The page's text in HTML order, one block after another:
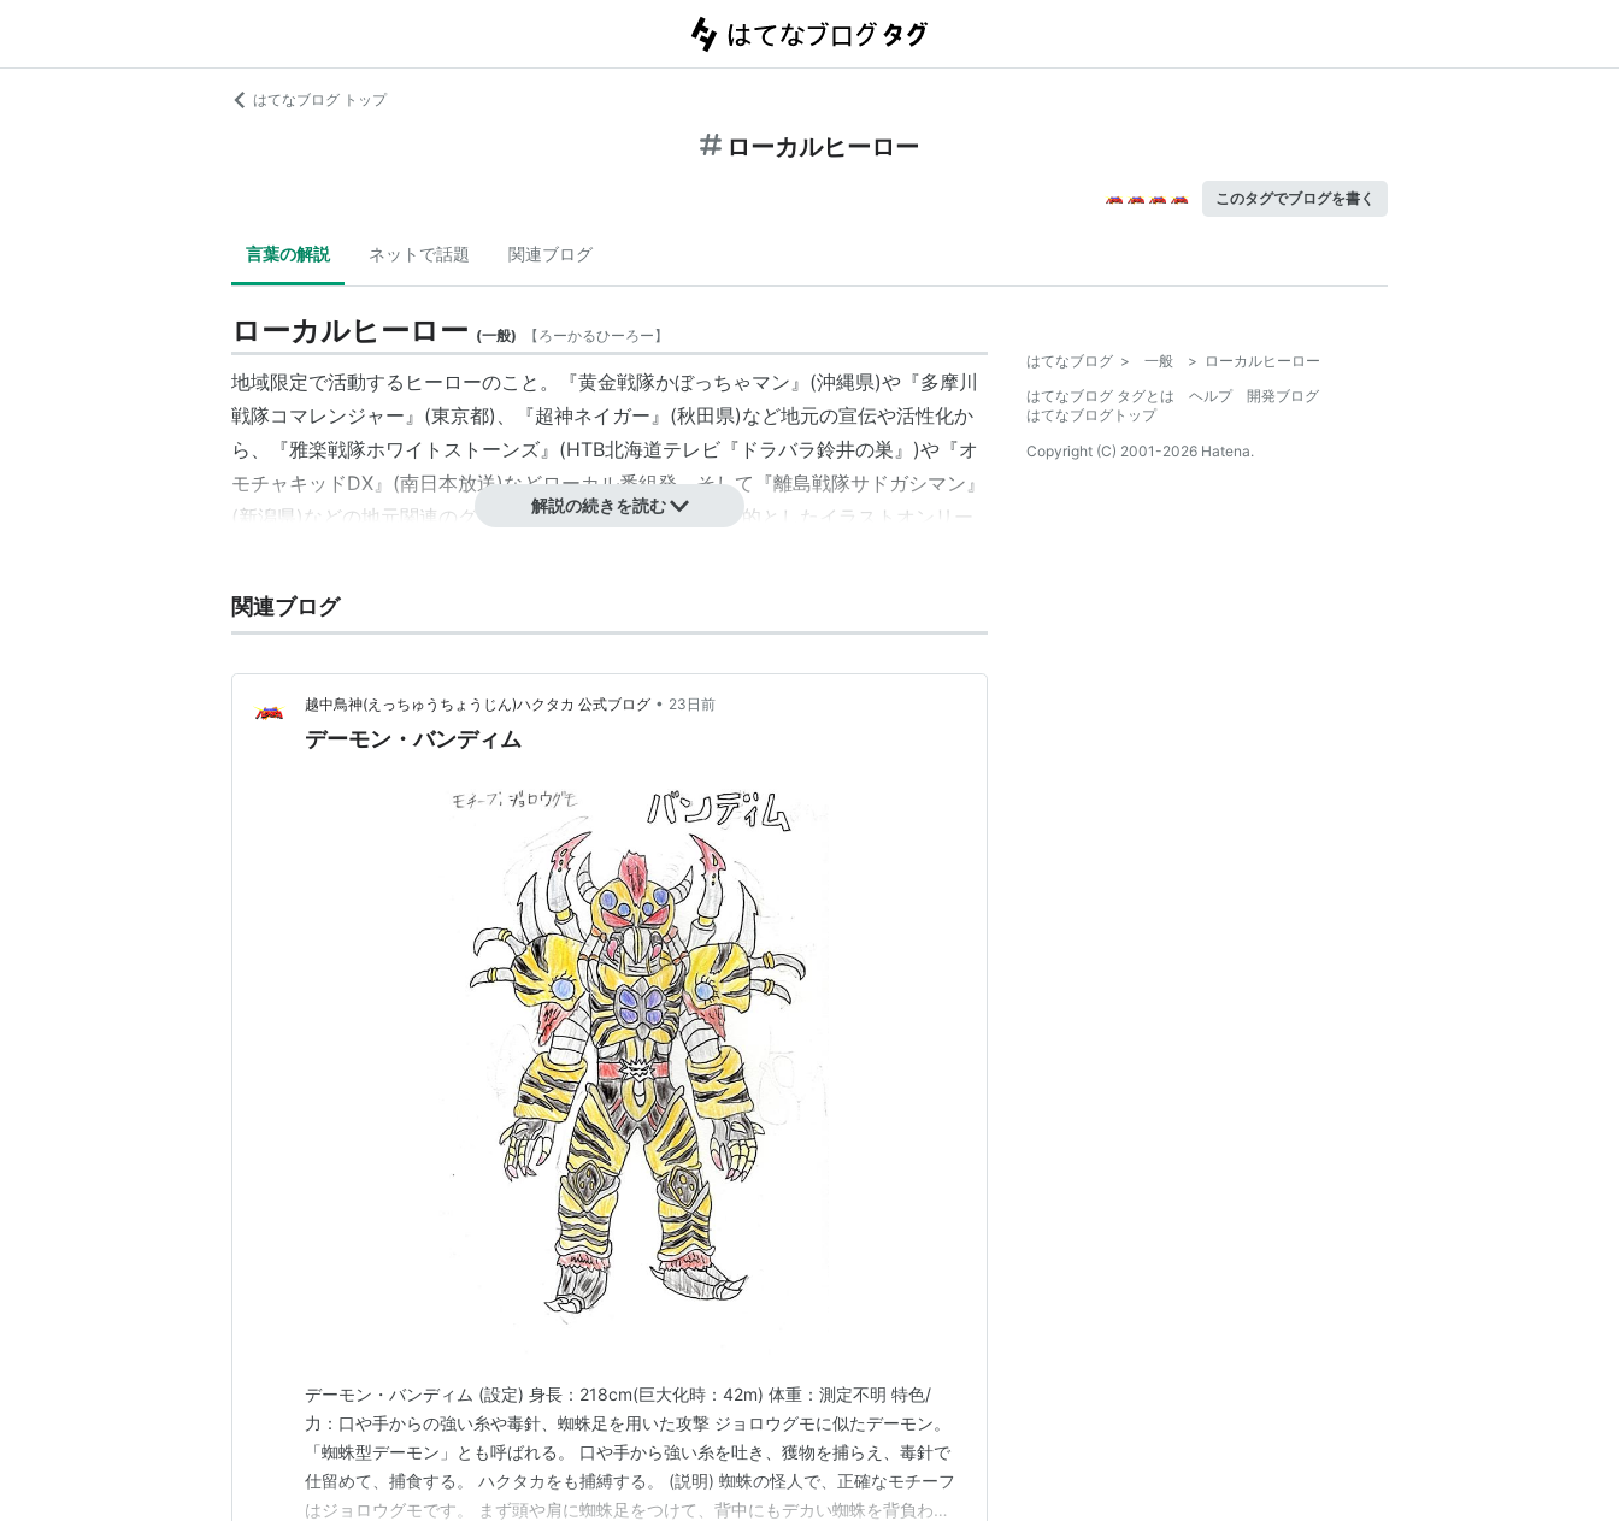
はてなブログ トップ
ローカルヒーロー
このタグでブログを書く
言葉の解説 ネットで話題 関連ブログ
ローカルヒーロー (一般) 【ろーかるひーろー】
地域限定で活動する ヒーローのこと。『黄金戦隊かぼっちゃマン』(沖縄県)や『多摩川
戦隊コマレンジャー』(東京都)、『超神ネイガー』(秋田県)など地元の宣伝や活性化か
ら、『雅楽戦隊ホワイトストーンズ』(HTB北海道テレビ『ドラバラ鈴井の巣』)や『オ
モチャキッドDX』(南日本放送)などローカル番組発、そして『離島戦隊サドガシマン』
(新潟県)などの地元関連のグッズ(ストラップなど)販促を目的としたイラストオンリー
い。
参考・関連リンク
ローカルヒーロー総進撃（ http://qvarie.hp.infoseek.co.jp/var/local/index.htm
http://ja.wikipedia.org/wiki/%E3%83%AD%E3%83%BC%E3%82%AB
%E3%83%AB%E3%83%92%E3%83%BC%E3%83%AD%E3%83%BC
Site K4:ローカルヒーロー関連サイト（http://sitek4.daa.jp/archives/000257.php
http://f28.aaa.livedoor.jp/~babylon/mezase2/mezase2.cgi
http://fusuian.tamon.co.jp/?
page=%C8%F3%BC%C2%BC%CC%B7%CF%A5%ED%A1%BC%A5%AB%A5%EB%
A5%D2%A1%BC%A5%ED%A1%BC）
http://fusuian.tamon.co.jp/?
page=%A5%B5%A5%C9%A5%AC%A5%B7%A5%DE%A5%F3%B7%CF%C0%EF%
ローカルヒーロー大図鑑
ブルーオレンジスタジアム
メディア:単行本
: 5人 クリック
: 77回
この商品を含むブログ (24件) を見る
解説の続きを読む
関連ブログ
越中鳥神(えっちゅうちょうじん)ハクタカ 公式ブログ • 23日前
デーモン・バンディム
デーモン・バンディム (設定) 身長：218cm(巨大化時：42m) 体重：測定不明 特色/
力：口や手からの強い糸や毒針、蜘蛛足を用いた攻撃 ジョロウグモに似たデーモン。
「蜘蛛型デーモン」とも呼ばれる。 口や手から強い糸を吐き、獲物を捕らえ、毒針で
仕留めて、捕食する。 ハクタカをも捕縛する。 (説明) 蜘蛛の怪人で、正確なモチーフ
はジョロウグモです。 まず頭や肩に蜘蛛足をつけて、背中にもデカい蜘蛛を背負わせ
はてなブログ > 一般 > ローカルヒーロー
はてなブログ タグとは
ヘルプ
開発ブログ
はてなブログトップ
Copyright (C) 2001-2026 Hatena.